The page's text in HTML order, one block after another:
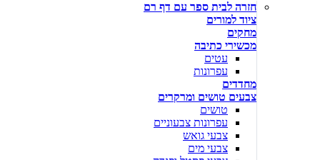
חזרה לבית ספר עם דף רם
ציוד למורים
מחקים
מכשירי כתיבה
עטים
עפרונות
מחדדים
צבעים טושים ומרקרים
טושים
עפרונות צבעוניים
צבעי גואש
צבעי מים